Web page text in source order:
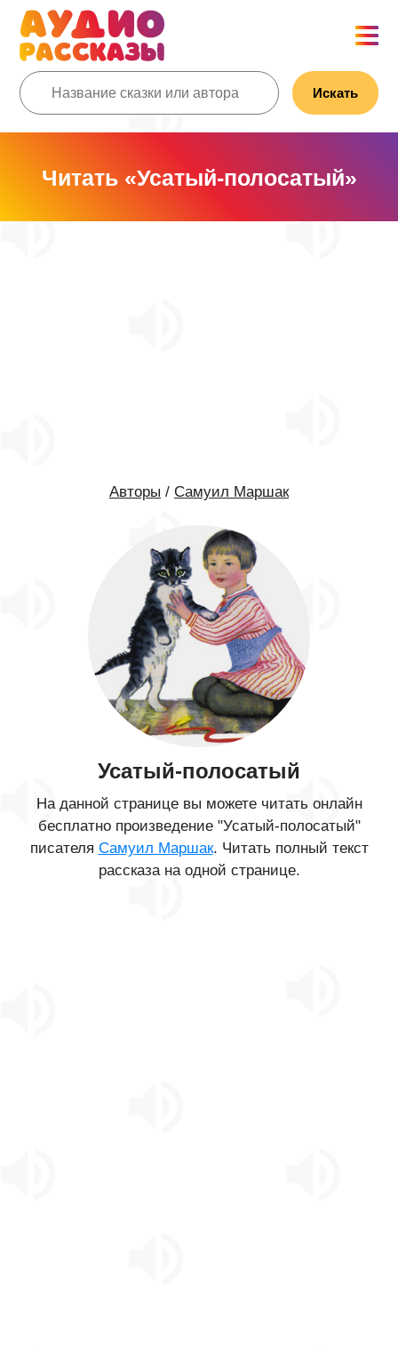
Искать
Читать «Усатый-полосатый»
Авторы / Самуил Маршак
Усатый-полосатый
На данной странице вы можете читать онлайн
бесплатно произведение "Усатый-полосатый"
писателя Самуил Маршак. Читать полный текст
рассказа на одной странице.